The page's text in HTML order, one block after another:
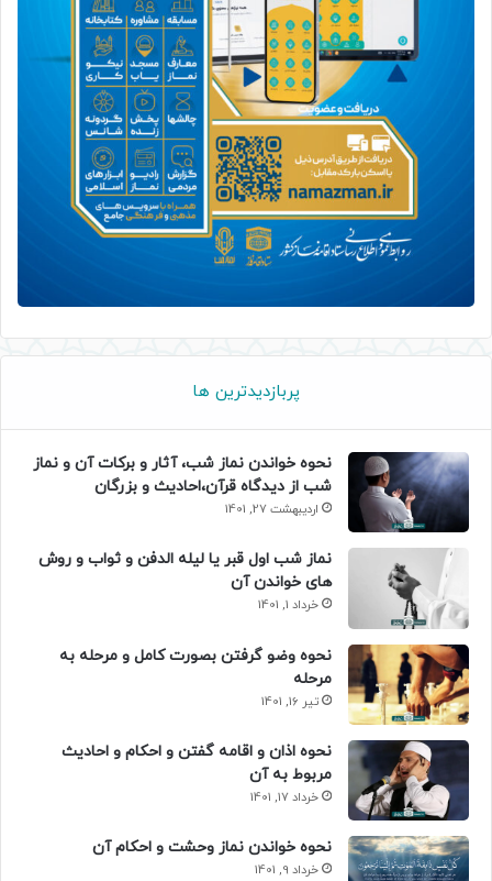
پربازدیدترین ها
نحوه خواندن نماز شب، آثار و برکات آن و نماز
شب از دیدگاه قرآن،احادیث و بزرگان
اردیبهشت 27, 1401
نماز شب اول قبر یا لیله الدفن و ثواب و روش
های خواندن آن
خرداد 1, 1401
نحوه وضو گرفتن بصورت کامل و مرحله به
مرحله
تیر 16, 1401
نحوه اذان و اقامه گفتن و احکام و احادیث
مربوط به آن
خرداد 17, 1401
نحوه خواندن نماز وحشت و احکام آن
خرداد 9, 1401